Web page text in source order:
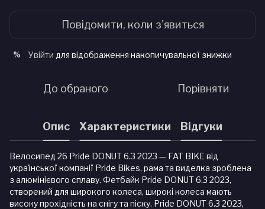
Повідомити, коли з'явиться
% Увійти для відображення накопичувальної знижки
До обраного Порівняти
Опис Характеристики Відгуки
Велосипед 26 Pride DONUT 6.3 2023 — FAT BIKE від
української компанії Pride Bikes, рама та виделка зроблена
з алюмінієвого сплаву. Фетбайк Pride DONUT 6.3 2023,
створений для широкого колеса, широкі колеса мають
високу прохідність на снігу та піску. Pride DONUT 6.3 2023,